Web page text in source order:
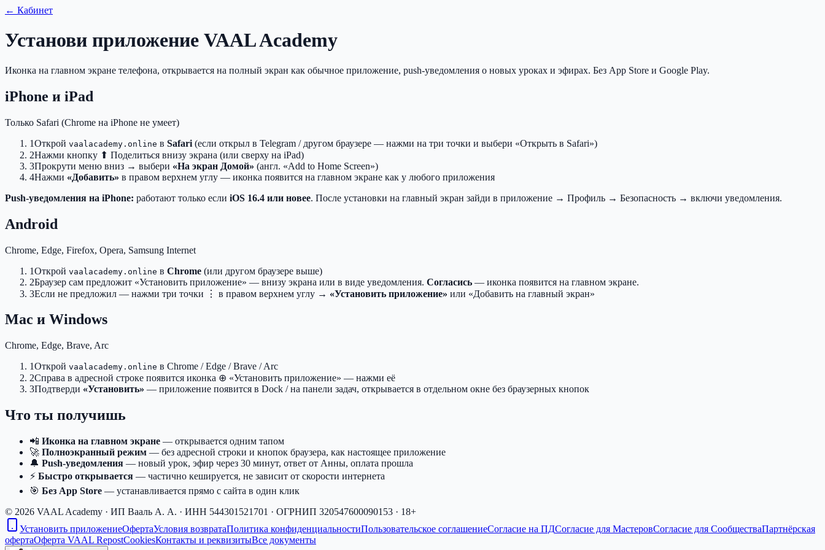
← Кабинет
Установи приложение VAAL Academy
Иконка на главном экране телефона, открывается на полный экран как обычное приложение, push-уведомления о новых уроках и эфирах. Без App Store и Google Play.
iPhone и iPad
Только Safari (Chrome на iPhone не умеет)
1Открой vaalacademy.online в Safari (если открыл в Telegram / другом браузере — нажми на три точки и выбери «Открыть в Safari»)
2Нажми кнопку ⬆ Поделиться внизу экрана (или сверху на iPad)
3Прокрути меню вниз → выбери «На экран Домой» (англ. «Add to Home Screen»)
4Нажми «Добавить» в правом верхнем углу — иконка появится на главном экране как у любого приложения
Push-уведомления на iPhone: работают только если iOS 16.4 или новее. После установки на главный экран зайди в приложение → Профиль → Безопасность → включи уведомления.
Android
Chrome, Edge, Firefox, Opera, Samsung Internet
1Открой vaalacademy.online в Chrome (или другом браузере выше)
2Браузер сам предложит «Установить приложение» — внизу экрана или в виде уведомления. Согласись — иконка появится на главном экране.
3Если не предложил — нажми три точки ⋮ в правом верхнем углу → «Установить приложение» или «Добавить на главный экран»
Mac и Windows
Chrome, Edge, Brave, Arc
1Открой vaalacademy.online в Chrome / Edge / Brave / Arc
2Справа в адресной строке появится иконка ⊕ «Установить приложение» — нажми её
3Подтверди «Установить» — приложение появится в Dock / на панели задач, открывается в отдельном окне без браузерных кнопок
Что ты получишь
📲 Иконка на главном экране — открывается одним тапом
🚀 Полноэкранный режим — без адресной строки и кнопок браузера, как настоящее приложение
🔔 Push-уведомления — новый урок, эфир через 30 минут, ответ от Анны, оплата прошла
⚡ Быстро открывается — частично кешируется, не зависит от скорости интернета
🎯 Без App Store — устанавливается прямо с сайта в один клик
© 2026 VAAL Academy · ИП Вааль А. А. · ИНН 544301521701 · ОГРНИП 320547600090153 · 18+
Установить приложениеОфертаУсловия возвратаПолитика конфиденциальностиПользовательское соглашениеСогласие на ПДСогласие для МастеровСогласие для СообществаПартнёрская
офертаОферта VAAL RepostCookiesКонтакты и реквизитыВсе документы